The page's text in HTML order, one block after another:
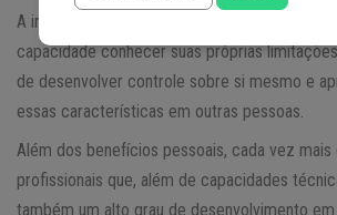
A inteligência emocional é definida de forma
capacidade conhecer suas próprias
de desenvolver controle sobre si mesmo e
essas características em outras pessoas.
Além dos benefícios pessoais, cada vez
profissionais que, além de capacidades
também um alto grau de desenvolvimento em